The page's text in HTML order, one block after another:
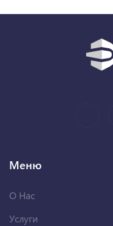
Меню
О Нас
Услуги